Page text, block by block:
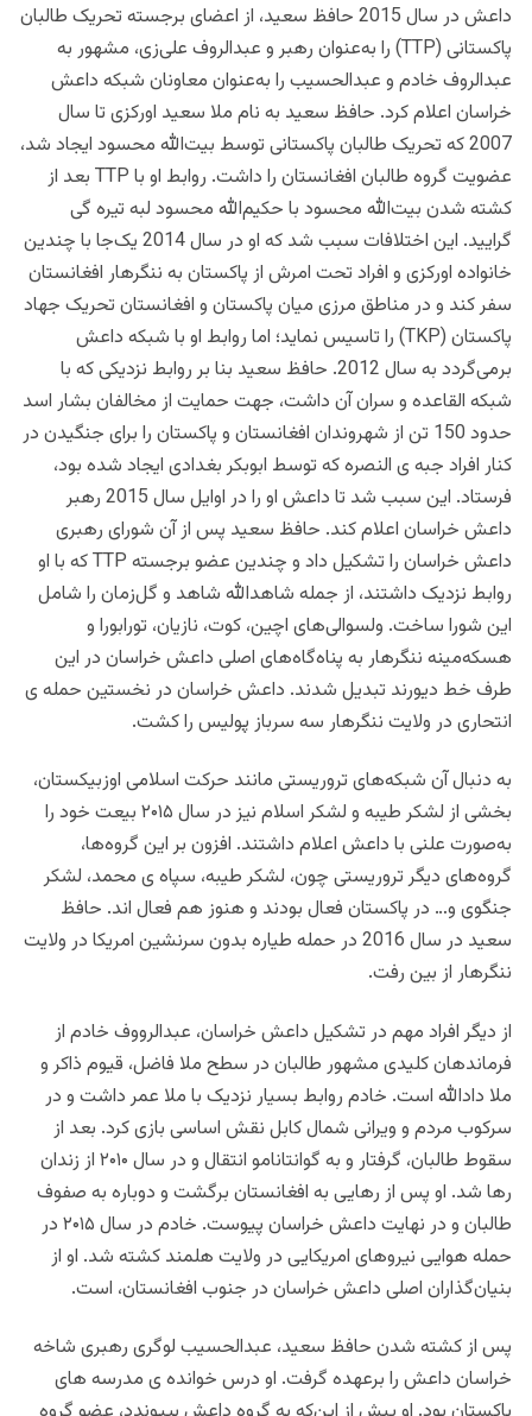
داعش در سال 2015 حافظ سعید، از اعضای برجسته تحریک طالبان
پاکستانی (TTP) را به‌عنوان رهبر و عبدالروف علی‌زی، مشهور به
عبدالروف خادم و عبدالحسیب را به‌عنوان معاونان شبکه داعش
خراسان اعلام کرد. حافظ سعید به نام ملا سعید اورکزی تا سال
2007 که تحریک طالبان پاکستانی توسط بیت‌الله محسود ایجاد شد،
عضویت گروه طالبان افغانستان را داشت. روابط او با TTP بعد از
کشته شدن بیت‌الله محسود با حکیم‌الله محسود لبه تیره گی
گرایید. این اختلافات سبب شد که او در سال 2014 یک‌جا با چندین
خانواده اورکزی و افراد تحت امرش از پاکستان به ننگرهار افغانستان
سفر کند و در مناطق مرزی میان پاکستان و افغانستان تحریک جهاد
پاکستان (TKP) را تاسیس نماید؛ اما روابط او با شبکه داعش
بر‌می‌گردد به سال 2012. حافظ سعید بنا بر روابط نزدیکی که با
شبکه القاعده و سران آن داشت، جهت حمایت از مخالفان بشار اسد
حدود 150 تن از شهروندان افغانستان و پاکستان را برای جنگیدن در
کنار افراد جبه ی النصره که توسط ابوبکر بغدادی ایجاد شده بود،
فرستاد. این سبب شد تا داعش او را در اوایل سال 2015 رهبر
داعش خراسان اعلام کند. حافظ سعید پس از آن شورای رهبری
داعش خراسان را تشکیل داد و چندین عضو برجسته TTP که با او
روابط نزدیک داشتند، از جمله شاهد‌الله شاهد و گل‌زمان را شامل
این شورا ساخت. ولسوالی‌های اچین، کوت، نازیان، تورابورا و
هسکه‌مینه ننگرهار به پناه‌گاه‌های اصلی داعش خراسان در این
طرف خط دیورند تبدیل شدند. داعش خراسان در نخستین حمله ی
انتحاری در ولایت ننگرهار سه سرباز پولیس را کشت.
به دنبال آن شبکه‌های تروریستی مانند حرکت اسلامی اوزبیکستان،
بخشی از لشکر طیبه و لشکر اسلام نیز در سال ۲۰۱۵ بیعت خود را
به‌صورت علنی با داعش اعلام داشتند. افزون بر این گروه‌ها،
گروه‌های دیگر تروریستی چون، لشکر طیبه، سپاه ی محمد، لشکر
جنگوی و… در پاکستان فعال بودند و هنوز هم فعال اند. حافظ
سعید در سال 2016 در حمله طیاره بدون سرنشین امریکا در ولایت
ننگرهار از بین رفت.
از دیگر افراد مهم در تشکیل داعش خراسان، عبدالرووف خادم از
فرماندهان کلیدی مشهور طالبان در سطح ملا فاضل، قیوم ذاکر و
ملا داد‌الله است. خادم روابط بسیار نزدیک با ملا عمر داشت و در
سرکوب مردم و ویرانی شمال کابل نقش اساسی بازی کرد. بعد از
سقوط طالبان، گرفتار و به گوانتانامو انتقال و در سال ۲۰۱۰ از زندان
رها شد. او پس از رهایی به افغانستان برگشت و دوباره به صفوف
طالبان و در نهایت داعش خراسان پیوست. خادم در سال ۲۰۱۵ در
حمله هوایی نیروهای امریکایی در ولایت هلمند کشته شد. او از
بنیان‌گذاران اصلی داعش خراسان در جنوب افغانستان، است.
پس از کشته شدن حافظ سعید، عبدالحسیب لوگری رهبری شاخه
خراسان داعش را برعهده گرفت. او درس خوانده ی مدرسه های